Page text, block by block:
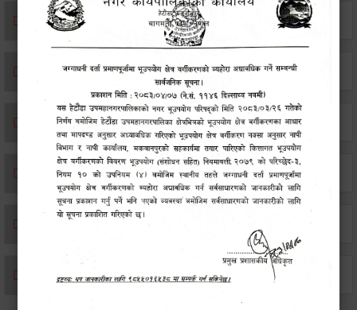
एकिकृत सम्पत्ति कर/घर जग्गा कर
विवाह दर्ता
सम्बन्ध विच्छेद दर्ता
बसाइ-सराई जाने/आउने दर्ता
मृत्यू दर्ता
जन्म दर्ता